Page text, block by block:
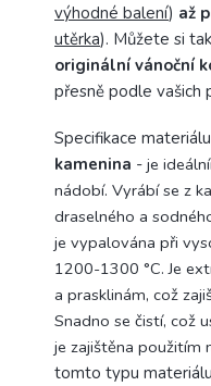
výhodné balení) až
utěrka). Můžete si tak
originální vánoční
přesně podle vašich
Specifikace
kamenina - je
nádobí. Vyrábí se z
draselného a
je vypalována při
1200-1300 °C.Je
a prasklinám, což
Snadno se čistí, což
je zajištěna použitím
tomto typu